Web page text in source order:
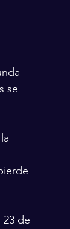
se
de